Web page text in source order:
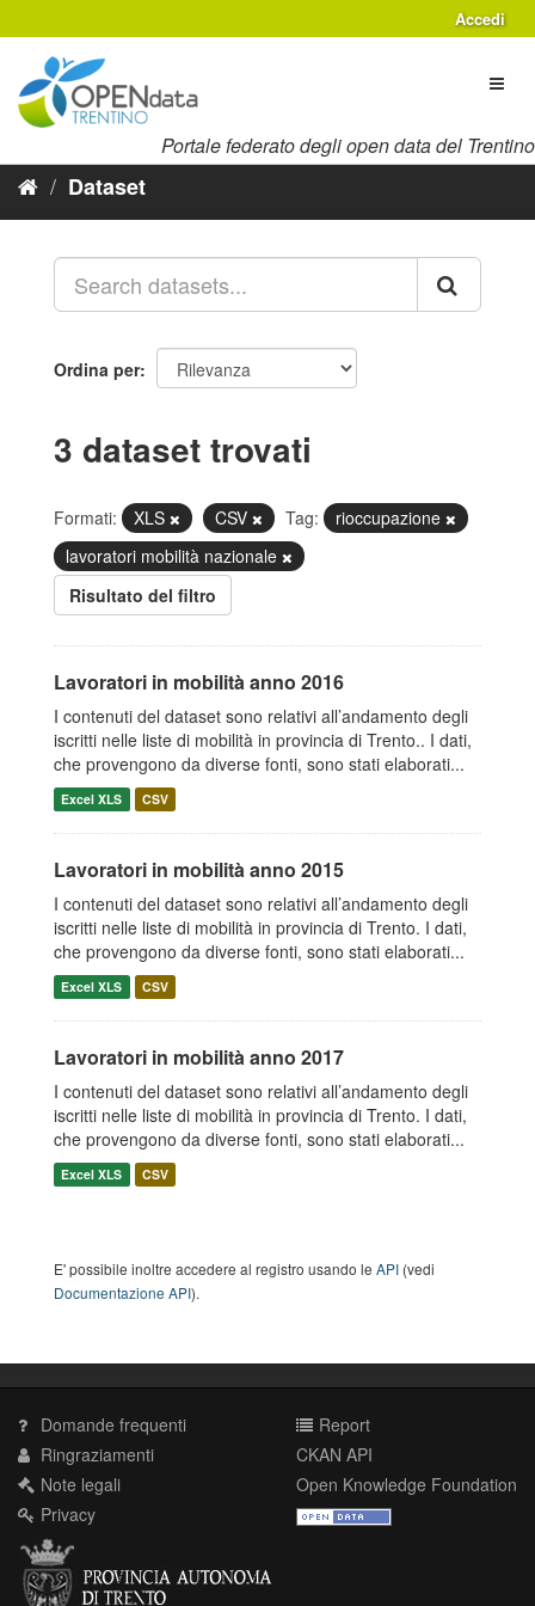
al
contenuto
Accedi
Portale federato degli open data del Trentino
Dataset
Ordina per
3 dataset trovati
Formati: XLS CSV Tag:
rioccupazione
lavoratori mobilità nazionale
Risultato del filtro
Lavoratori in mobilità anno 2016
I contenuti del dataset sono relativi all’andamento degli
iscritti nelle liste di mobilità in provincia di Trento.. I dati,
che provengono da diverse fonti, sono stati elaborati...
Excel XLS CSV
Lavoratori in mobilità anno 2015
I contenuti del dataset sono relativi all’andamento degli
iscritti nelle liste di mobilità in provincia di Trento. I dati,
che provengono da diverse fonti, sono stati elaborati...
Excel XLS CSV
Lavoratori in mobilità anno 2017
I contenuti del dataset sono relativi all’andamento degli
iscritti nelle liste di mobilità in provincia di Trento. I dati,
che provengono da diverse fonti, sono stati elaborati...
Excel XLS CSV
E' possibile inoltre accedere al registro usando le API (vedi
Documentazione API).
Domande frequenti
Ringraziamenti
Note legali
Privacy
Report
CKAN API
Open Knowledge Foundation